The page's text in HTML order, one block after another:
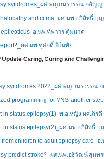
syndromes_ผศ.พญ.กมรวรรณ กตัญญู
and coma_ผศ.นพ.อภิสิทธิ์ บุญ
epilepticus_อ.นพ.ทิพากร ตุ้มนาค
ผศ.นพ.ชูศักดิ์ ลิโมทัย
Caring, Curing and
syndromes 2022_ผศ.พญ.กมรวรรณ
programming for VNS-another
in status epilepsy(1)_พ.อ.หญิง ผศ.ภิร
in status epilepsy(2)_ผศ.นพ.อภิสิทธิ์ บุ
from children to adult epilepsy
predict stroke?_ผศ.นพ.อธิวัฒน์ สุนท